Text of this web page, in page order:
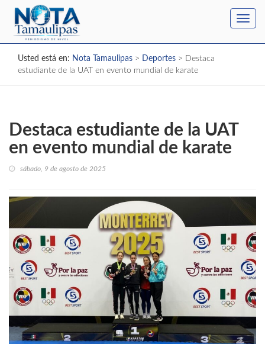
Usted está en: Nota Tamaulipas > Deportes > Destaca
estudiante de la UAT en evento mundial de karate
Destaca estudiante de la UAT
en evento mundial de karate
sábado, 9 de agosto de 2025